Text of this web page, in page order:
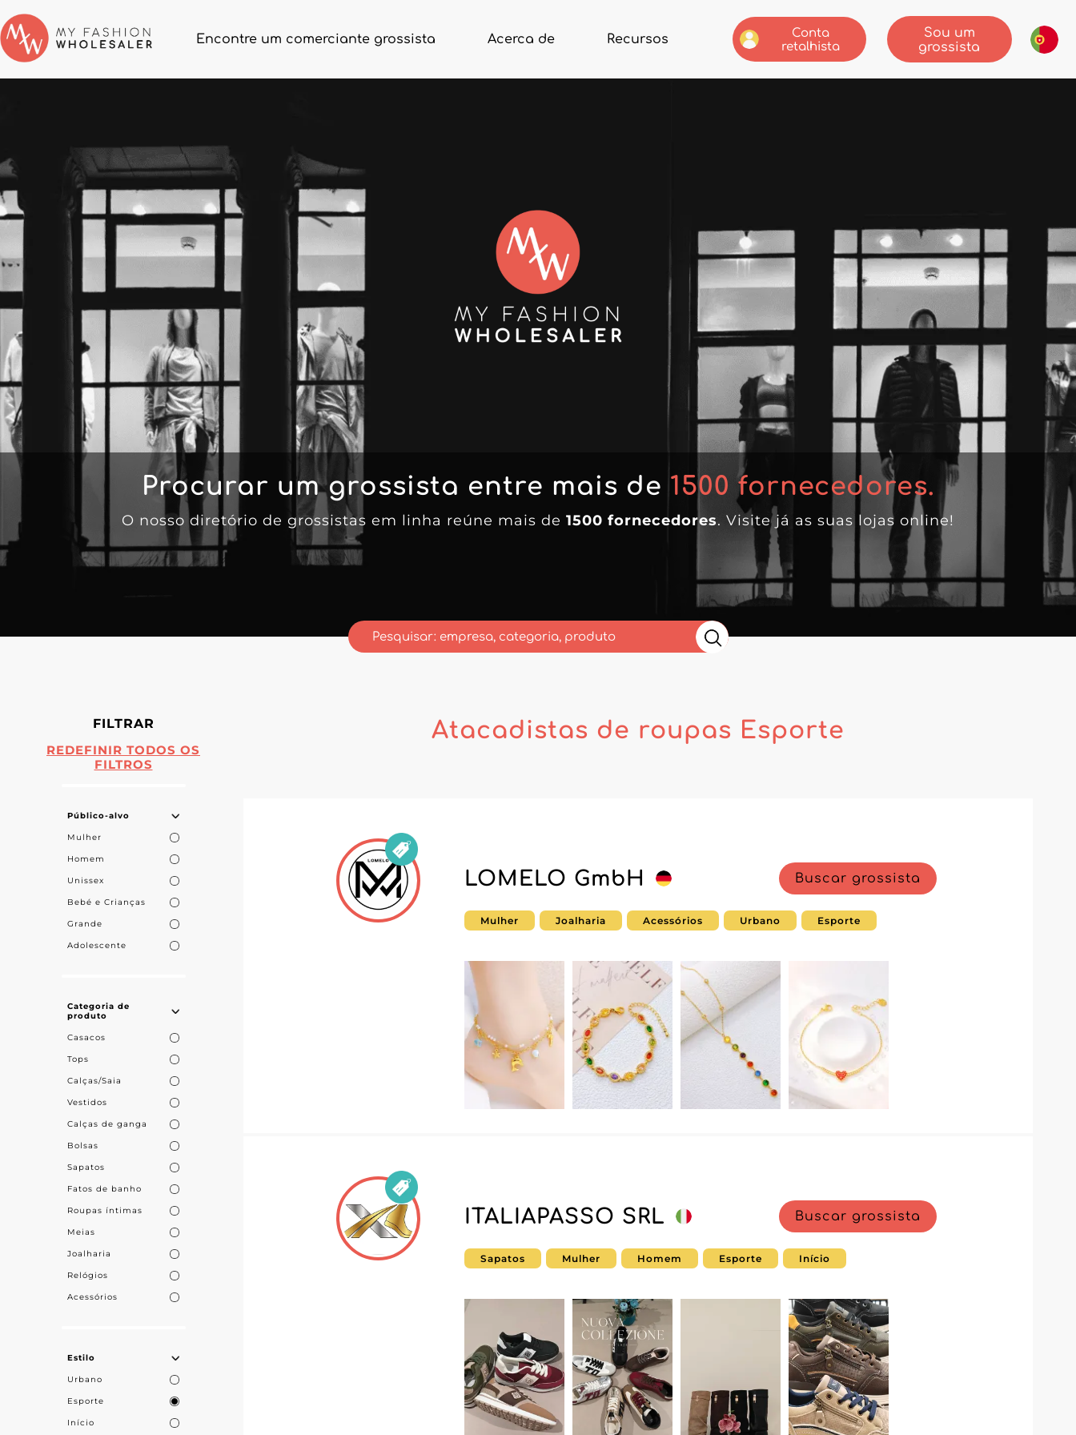
Encontre um comerciante grossista Acerca de Recursos
Conta
retalhista
Sou um
grossista
Procurar um grossista entre mais de 1500 fornecedores.
O nosso diretório de grossistas em linha reúne mais de 1500 fornecedores. Visite já as suas lojas online!
FILTRAR
REDEFINIR TODOS OS
FILTROS
Público-alvo
Mulher
Homem
Unissex
Bebé e Crianças
Grande
Adolescente
Categoria de
produto
Casacos
Tops
Calças/Saia
Vestidos
Calças de ganga
Bolsas
Sapatos
Fatos de banho
Roupas íntimas
Meias
Joalharia
Relógios
Acessórios
Estilo
Urbano
Esporte
Início
Atacadistas de roupas Esporte
LOMELO GmbH Buscar grossista
Mulher Joalharia Acessórios Urbano Esporte
ITALIAPASSO SRL Buscar grossista
Sapatos Mulher Homem Esporte Início